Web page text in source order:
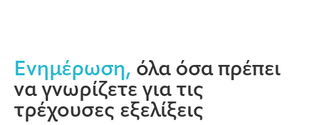
Ενημέρωση, όλα όσα πρέπει
να γνωρίζετε για τις
τρέχουσες εξελίξεις